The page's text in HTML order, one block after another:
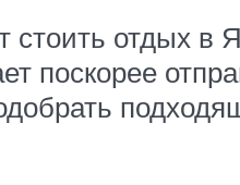
стоить отдых
поскорее